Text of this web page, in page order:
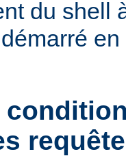
du shell